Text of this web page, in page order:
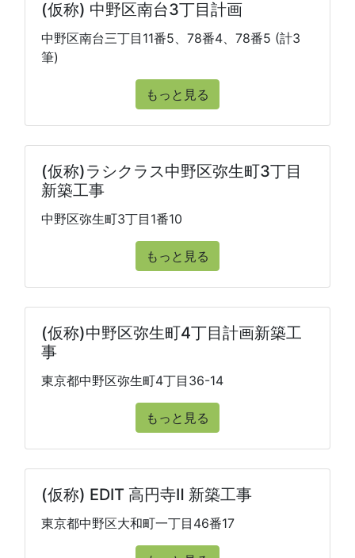
(仮称) 中野区南台3丁目計画
中野区南台三丁目11番5、78番4、78番5 (計3
筆)
もっと見る
(仮称)ラシクラス中野区弥生町3丁目
新築工事
中野区弥生町3丁目1番10
もっと見る
(仮称)中野区弥生町4丁目計画新築工
事
東京都中野区弥生町4丁目36-14
もっと見る
(仮称) EDIT 高円寺Ⅱ 新築工事
東京都中野区大和町一丁目46番17